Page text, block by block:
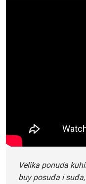
Velika ponuda
buy posuđa i